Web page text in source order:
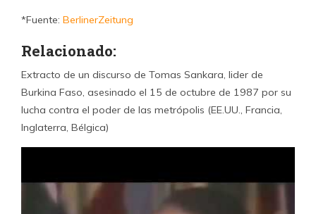
*Fuente: BerlinerZeitung
Relacionado:
Extracto de un discurso de Tomas Sankara, lider de
Burkina Faso, asesinado el 15 de octubre de 1987 por su
lucha contra el poder de las metrópolis (EE.UU., Francia,
Inglaterra, Bélgica)